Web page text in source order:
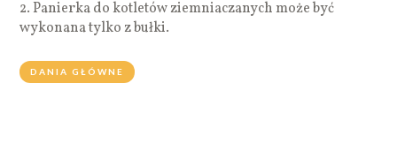
2. Panierka do kotletów ziemniaczanych może być
wykonana tylko z bułki.
DANIA GŁÓWNE